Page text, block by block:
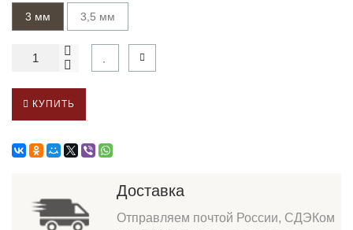
3 мм 3,5 мм
КУПИТЬ
Доставка
Отправляем почтой России, СДЭКом